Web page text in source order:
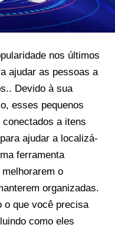
nos últimos
ajudar as pessoas a
Devido à sua
esses pequenos
a itens
ajudar a localizá-
ferramenta
o
organizadas.
o que você precisa
como eles